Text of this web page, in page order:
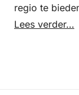
regio te
wandelaar,
Lees verder…